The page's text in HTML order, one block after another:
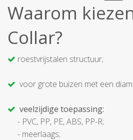
Waarom
Collar?
roestvrijstalen structuur;
voor grote buizen met een
veelzijdige toepassing:
- PVC, PP, PE, ABS, PP-R;
- meerlaags;